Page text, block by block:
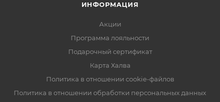
ИНФОРМАЦИЯ
Акции
Программа лояльности
Подарочный сертификат
Карта Халва
Политика в отношении cookie-файлов
Политика в отношении обработки персональных данных